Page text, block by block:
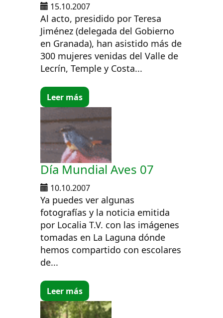
15.10.2007
Al acto, presidido por Teresa
Jiménez (delegada del Gobierno
en Granada), han asistido más de
300 mujeres venidas del Valle de
Lecrín, Temple y Costa...
Leer más
Día Mundial Aves 07
10.10.2007
Ya puedes ver algunas
fotografías y la noticia emitida
por Localia T.V. con las imágenes
tomadas en La Laguna dónde
hemos compartido con escolares
de...
Leer más